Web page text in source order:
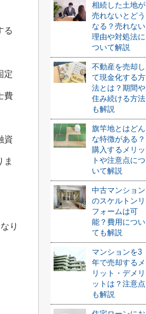
る
定
費
資
ま
り
相続した土地が
売れないとどう
なる？売れない
理由や対処法に
ついて解説
不動産を売却し
て現金化する方
法とは？期間や
住み続ける方法
も解説
旗竿地とはどん
な特徴がある？
購入するメリッ
トや注意点につ
いて解説
中古マンション
のスケルトンリ
フォームは可
能？費用につい
ても解説
マンションを3
年で売却するメ
リット・デメリ
ットは？注意点
も解説